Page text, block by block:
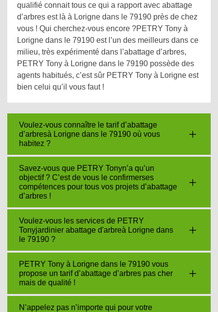
qualifié connait tous ce qui a rapport avec abattage
d’arbres est là à Lorigne dans le 79190 près de chez
vous ! Qui cherchez-vous encore ?PETRY Tony à
Lorigne dans le 79190 est l’un des meilleurs dans ce
milieu, très expérimenté dans l’abattage d’arbres,
PETRY Tony à Lorigne dans le 79190 possède des
agents habitués, c’est sûr PETRY Tony à Lorigne est
bien celui qu’il vous faut !
Voulez-vous connaître le tarif d’abattage
d’arbresà Lorigne dans le 79190 où vous
habitez ?
Savez-vous que PETRY Tonyn’a qu’un
objectif ? C’est de vous le confirmerses
compétences pour tous vos projets d’abattage
d’arbres !
Voulez-vous les services de PETRY
Tonyjardinier abattage d'arbreà Lorigne dans
le 79190 ?
PETRY Tony à Lorigne dans le 79190 vous
propose un tarif d’abattage d’arbres pas cher
mais de qualité !
N’appelez pas n’importe qui pour votre